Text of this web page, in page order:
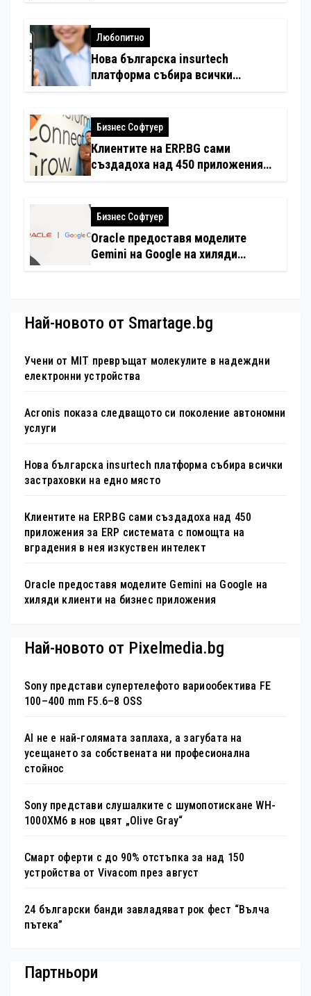
Любопитно
Нова българска insurtech
платформа събира всички
Бизнес Софтуер
Клиентите на ERP.BG сами
създадоха над 450 приложения
интелект
Бизнес Софтуер
Oracle предоставя моделите
Gemini на Google на хиляди
Най-новото от Smartage.bg
Учени от MIT превръщат молекулите в надеждни
електронни устройства
Acronis показа следващото си поколение автономни
услуги
Нова българска insurtech платформа събира всички
застраховки на едно място
Клиентите на ERP.BG сами създадоха над 450
приложения за ERP системата с помощта на
вградения в нея изкуствен интелект
Oracle предоставя моделите Gemini на Google на
хиляди клиенти на бизнес приложения
Най-новото от Pixelmedia.bg
Sony представи супертелефото вариообектива FE
100–400 mm F5.6–8 OSS
AI не е най-голямата заплаха, а загубата на
усещането за собствената ни професионална
стойнос
Sony представи слушалките с шумопотискане WH-
1000XM6 в нов цвят „Olive Gray“
Смарт оферти с до 90% отстъпка за над 150
устройства от Vivacom през август
24 български банди завладяват рок фест “Вълча
пътека”
Партньори